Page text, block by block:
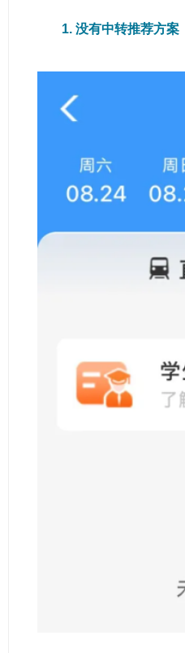
1. 没有中转推荐方案